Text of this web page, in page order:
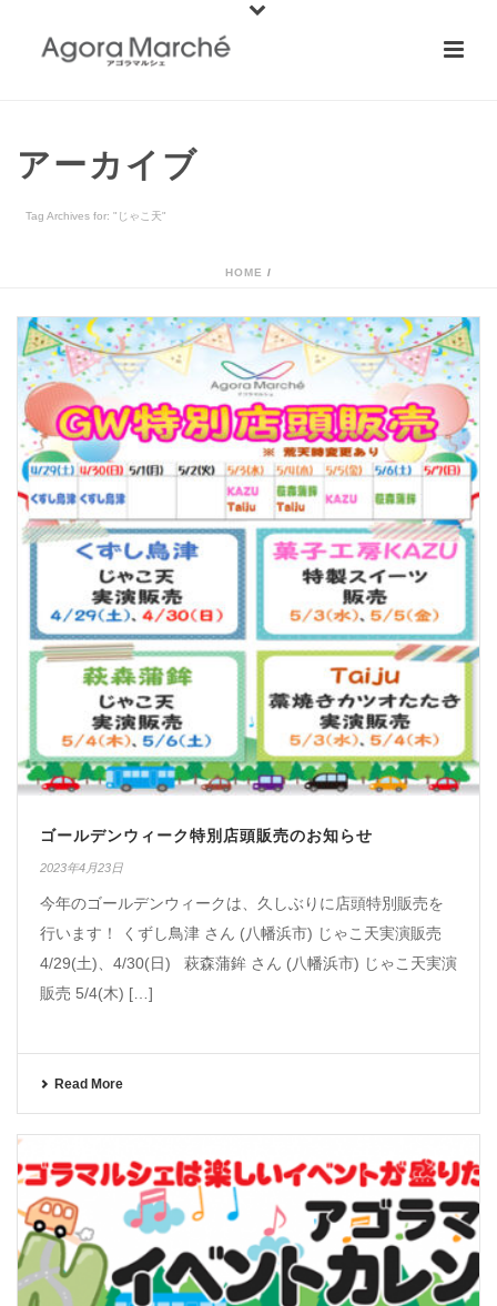
アーカイブ
Tag Archives for: "じゃこ天"
HOME /
ゴールデンウィーク特別店頭販売のお知らせ
2023年4月23日
今年のゴールデンウィークは、久しぶりに店頭特別販売を
行います！ くずし鳥津 さん (八幡浜市) じゃこ天実演販売
4/29(土)、4/30(日) 萩森蒲鉾 さん (八幡浜市) じゃこ天実演
販売 5/4(木) […]
Read More